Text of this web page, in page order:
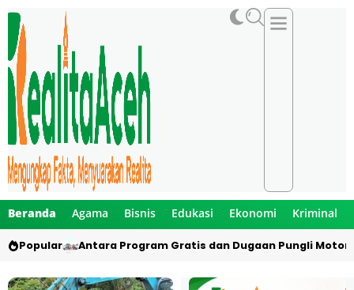
Beranda Agama Bisnis Edukasi Ekonomi Kriminal
Popular Antara Program Gratis dan Dugaan Pungli Motor